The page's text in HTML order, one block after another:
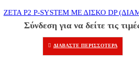
ZETA P2 P-SYSTEM ΜΕ ΔΙΣΚΟ DP
Σύνδεση για να δείτε τις
ΔΙΑΒΆΣΤΕ ΠΕΡΙΣΣΌΤΕΡΑ